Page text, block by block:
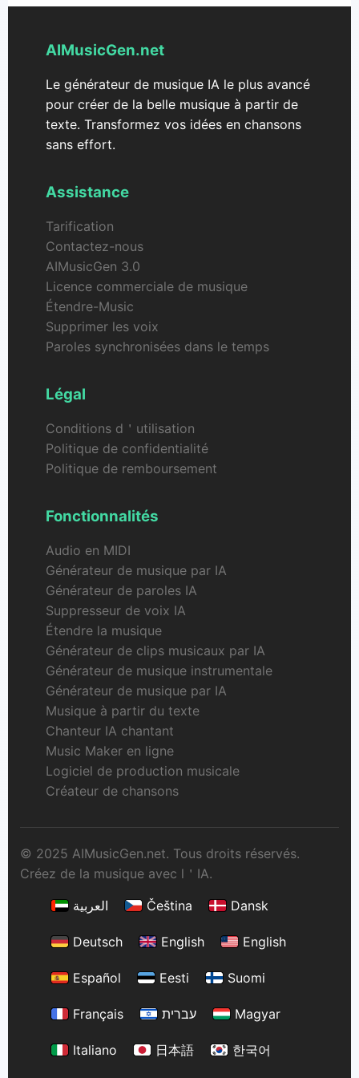
AIMusicGen.net
Le générateur de musique IA le plus avancé
pour créer de la belle musique à partir de
texte. Transformez vos idées en chansons
sans effort.
Assistance
Tarification
Contactez-nous
AIMusicGen 3.0
Licence commerciale de musique
Étendre-Music
Supprimer les voix
Paroles synchronisées dans le temps
Légal
Conditions d＇utilisation
Politique de confidentialité
Politique de remboursement
Fonctionnalités
Audio en MIDI
Générateur de musique par IA
Générateur de paroles IA
Suppresseur de voix IA
Étendre la musique
Générateur de clips musicaux par IA
Générateur de musique instrumentale
Générateur de musique par IA
Musique à partir du texte
Chanteur IA chantant
Music Maker en ligne
Logiciel de production musicale
Créateur de chansons
© 2025 AIMusicGen.net. Tous droits réservés.
Créez de la musique avec l＇IA.
العربية
Čeština Dansk
Deutsch English English
Español Eesti Suomi
Français עברית Magyar
Italiano 日本語 한국어